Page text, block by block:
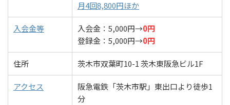
月4回8,800円ほか
入会金等 入会金：5,000円→0円
登録金：5,000円→0円
住所 茨木市双葉町10-1 茨木東阪急ビル1F
アクセス
阪急電鉄「茨木市駅」東出口より徒歩1
分